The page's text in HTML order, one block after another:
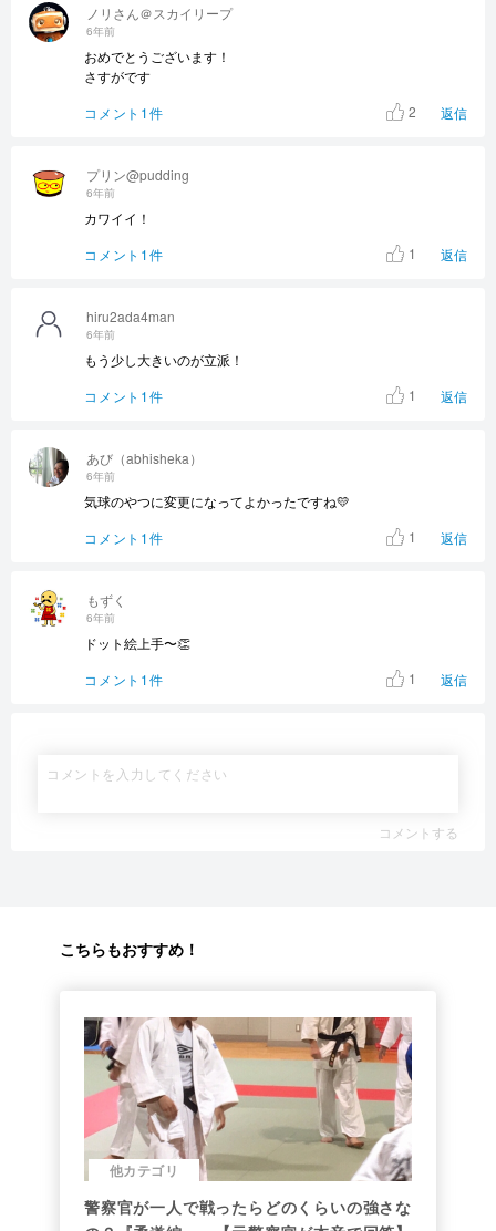
もずく
6年前
ドット絵上手〜👏
コメント1件
1 返信
あび（abhisheka）
6年前
気球のやつに変更になってよかったですね💛
コメント1件
1 返信
hiru2ada4man
6年前
もう少し大きいのが立派！
コメント1件
1 返信
プリン@pudding
6年前
カワイイ！
コメント1件
1 返信
ノリさん＠スカイリープ
6年前
おめでとうございます！
さすがです
コメント1件
2 返信
コメントする
こちらもおすすめ！
他カテゴリ
警察官が一人で戦ったらどのくらいの強さな